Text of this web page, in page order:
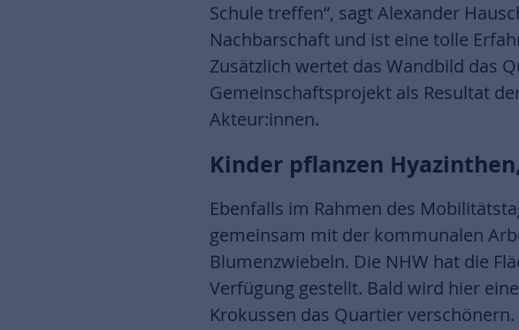
Schule treffen“, sagt Alexander
Nachbarschaft und ist eine tolle
Zusätzlich wertet das Wandbild das
Gemeinschaftsprojekt als Resultat
Akteur:innen.
Kinder pflanzen
Ebenfalls im Rahmen des
gemeinsam mit der kommunalen
Blumenzwiebeln. Die NHW hat die
Verfügung gestellt. Bald wird hier
Krokussen das Quartier verschönern.